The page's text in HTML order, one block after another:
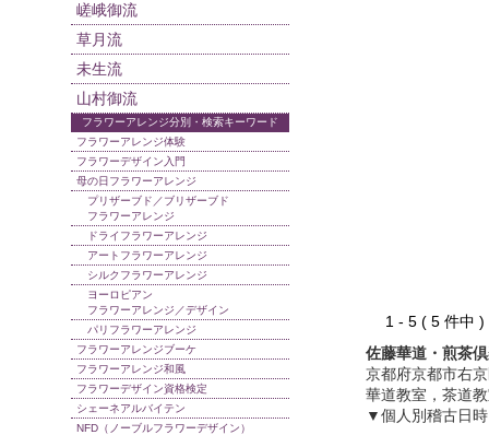
1 - 5 ( 5 件
佐藤華道・煎茶
京都府京都市右
華道教室，茶道
▼個人別稽古日
嵯峨御流
草月流
未生流
山村御流
フラワーアレンジ分別・検索キーワード
フラワーアレンジ体験
フラワーデザイン入門
母の日フラワーアレンジ
プリザーブド／ブリザーブド
フラワーアレンジ
ドライフラワーアレンジ
アートフラワーアレンジ
シルクフラワーアレンジ
ヨーロピアン
フラワーアレンジ／デザイン
パリフラワーアレンジ
フラワーアレンジブーケ
フラワーアレンジ和風
フラワーデザイン資格検定
シェーネアルバイテン
NFD（ノーブルフラワーデザイン）